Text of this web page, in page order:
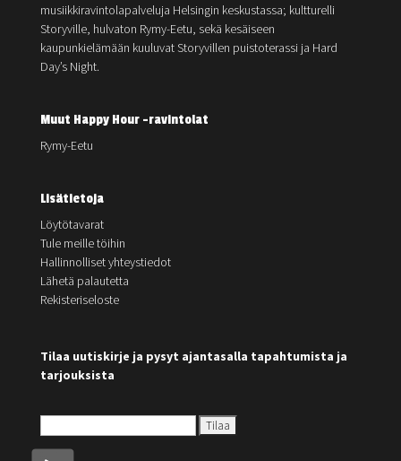
musiikkiravintolapalveluja Helsingin keskustassa; kultturelli
Storyville, hulvaton Rymy-Eetu, sekä kesäiseen
kaupunkielämään kuuluvat Storyvillen puistoterassi ja Hard
Day’s Night.
Muut Happy Hour -ravintolat
Rymy-Eetu
Lisätietoja
Löytötavarat
Tule meille töihin
Hallinnolliset yhteystiedot
Lähetä palautetta
Rekisteriseloste
Tilaa uutiskirje ja pysyt ajantasalla tapahtumista ja
tarjouksista